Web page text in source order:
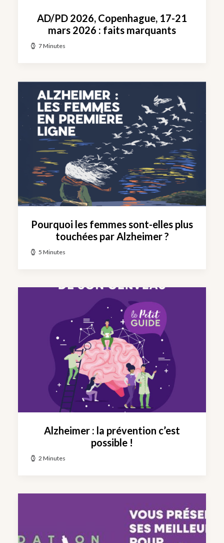
AD/PD 2026, Copenhague, 17-21
mars 2026 : faits marquants
7 Minutes
Pourquoi les femmes sont-elles plus
touchées par Alzheimer ?
5 Minutes
Alzheimer : la prévention c’est
possible !
2 Minutes